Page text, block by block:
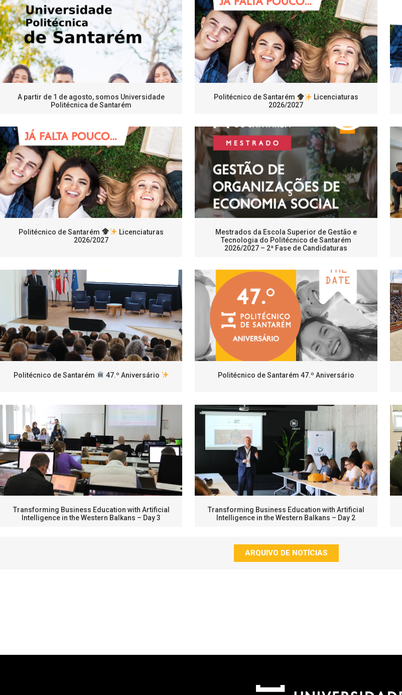
A partir de 1 de agosto, somos Universidade
Politécnica de Santarém
Politécnico de Santarém
Licenciaturas
2026/2027
Politécnico de Santarém
Licenciaturas
2026/2027
Mestrados da Escola Superior de Gestão e
Tecnologia do Politécnico de Santarém
2026/2027 – 2ª Fase de Candidaturas
Politécnico de Santarém 47.º Aniversário Politécnico de Santarém 47.º Aniversário
Transforming Business Education with Artificial
Intelligence in the Western Balkans – Day 3
Transforming Business Education with Artificial
Intelligence in the Western Balkans – Day 2
ARQUIVO DE NOTÍCIAS